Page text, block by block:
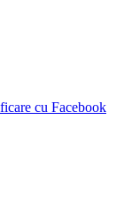
cu Facebook